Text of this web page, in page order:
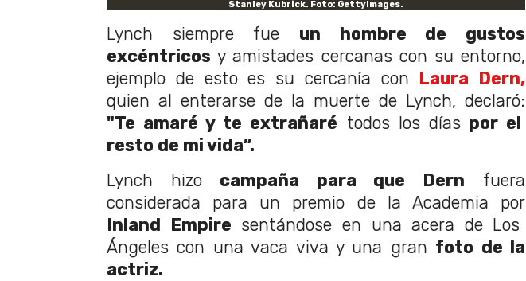
Stanley Kubrick. Foto: GettyImages.
Lynch siempre fue un hombre de gustos
excéntricos y amistades cercanas con su entorno,
ejemplo de esto es su cercanía con Laura Dern,
quien al enterarse de la muerte de Lynch, declaró:
"Te amaré y te extrañaré todos los díaspor el
resto de mi vida”.
Lynch hizocampaña para que Dern fuera
considerada para un premio de la Academia por
Inland Empire sentándose en una acera de Los
Ángeles con una vaca viva y una gran foto de la
actriz.